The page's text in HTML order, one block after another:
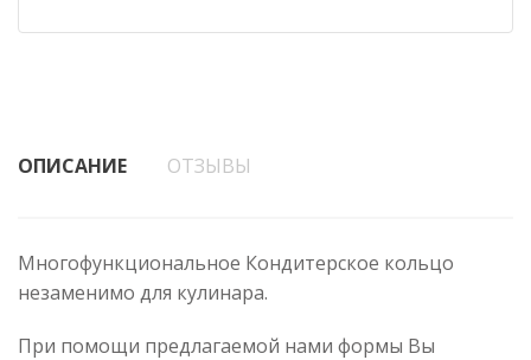
ОПИСАНИЕ ОТЗЫВЫ
Многофункциональное Кондитерское кольцо
незаменимо для кулинара.
При помощи предлагаемой нами формы Вы